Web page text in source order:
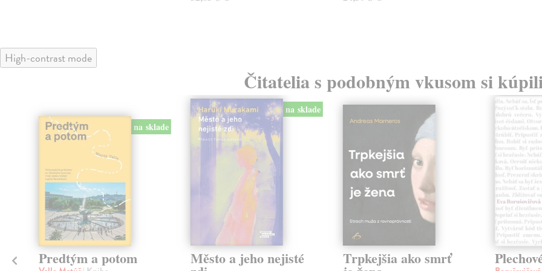
High-contrast mode
Čitatelia s podobným vkusom si
na sklade
Predtým a potom
na sklade
Město a jeho nejisté Trpkejšia ako smrť